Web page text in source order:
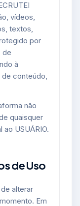
vídeos,
textos,
por
de
à
conteúdo,
não
quaisquer
USUÁRIO.
de Uso
alterar
Em